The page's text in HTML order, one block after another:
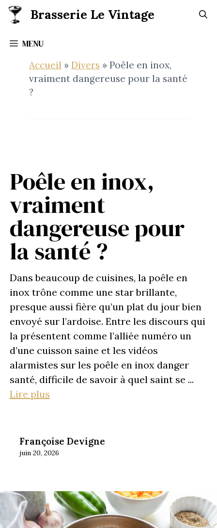
Aller
Brasserie Le Vintage
MENU
Accueil » Divers » Poêle en inox,
vraiment dangereuse pour la santé
?
Poêle en inox,
vraiment
dangereuse pour
la santé ?
Dans beaucoup de cuisines, la poêle en
inox trône comme une star brillante,
presque aussi fière qu’un plat du jour bien
envoyé sur l’ardoise. Entre les discours qui
la présentent comme l’alliée numéro un
d’une cuisson saine et les vidéos
alarmistes sur les poêle en inox danger
santé, difficile de savoir à quel saint se ...
Lire plus
Françoise Devigne
juin 20, 2026